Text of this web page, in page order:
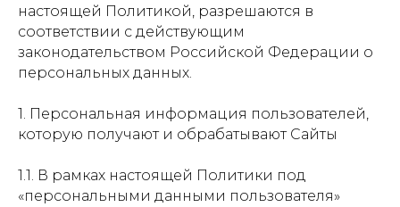
настоящей Политикой, разрешаются в
соответствии с действующим
законодательством Российской Федерации о
персональных данных.
1. Персональная информация пользователей,
которую получают и обрабатывают Сайты
1.1. В рамках настоящей Политики под
«персональными данными пользователя»